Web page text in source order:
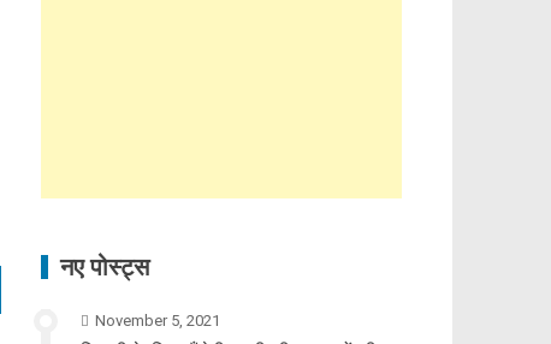
नए पोस्ट्स
November 5, 2021